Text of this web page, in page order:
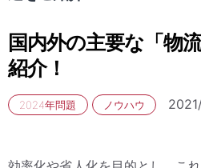
国内外の主要な「物
紹介！
2024年問題 ノウハウ